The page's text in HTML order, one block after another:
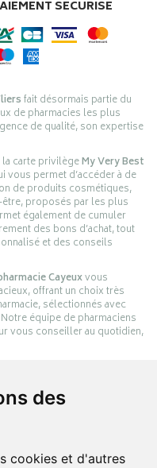
des
cookies et d'autres
SÉCURISÉ
fait désormais partie du
de pharmacies les plus
de qualité, son expertise
carte privilègeMy Very Best
vous permet d’accéder à de
de produits cosmétiques,
proposés par les plus
également de cumuler
des bons d’achat, tout
et des conseils
Cayeuxvous
offrant un choix très
sélectionnés avec
équipe de pharmaciens
vous conseiller au quotidien,
du-Fliers.
parmi des milliers de